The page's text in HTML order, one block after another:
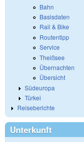
Bahn
Basisdaten
Rail & Bike
Routentipp
Service
Theißsee
Übernachten
Übersicht
Südeuropa
Türkei
Reiseberichte
Unterkunft